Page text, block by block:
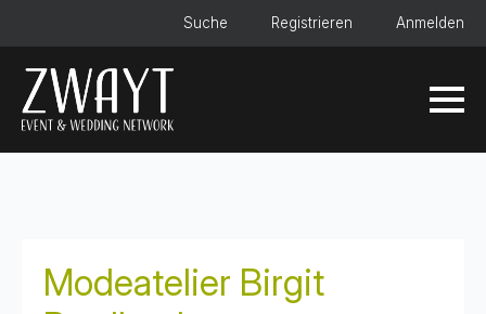
Suche Registrieren Anmelden
Modeatelier Birgit